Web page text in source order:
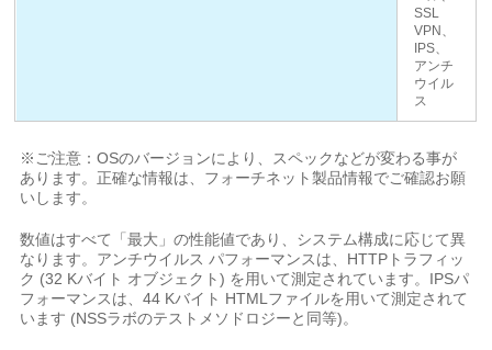
SSL
VPN、
IPS、
アンチ
ウイル
ス
※ご注意：OSのバージョンにより、スペックなどが変わる事が
あります。正確な情報は、フォーチネット製品情報でご確認お願
いします。
数値はすべて「最大」の性能値であり、システム構成に応じて異
なります。アンチウイルス パフォーマンスは、HTTPトラフィッ
ク (32 Kバイト オブジェクト) を用いて測定されています。IPSパ
フォーマンスは、44 Kバイト HTMLファイルを用いて測定されて
います (NSSラボのテストメソドロジーと同等)。